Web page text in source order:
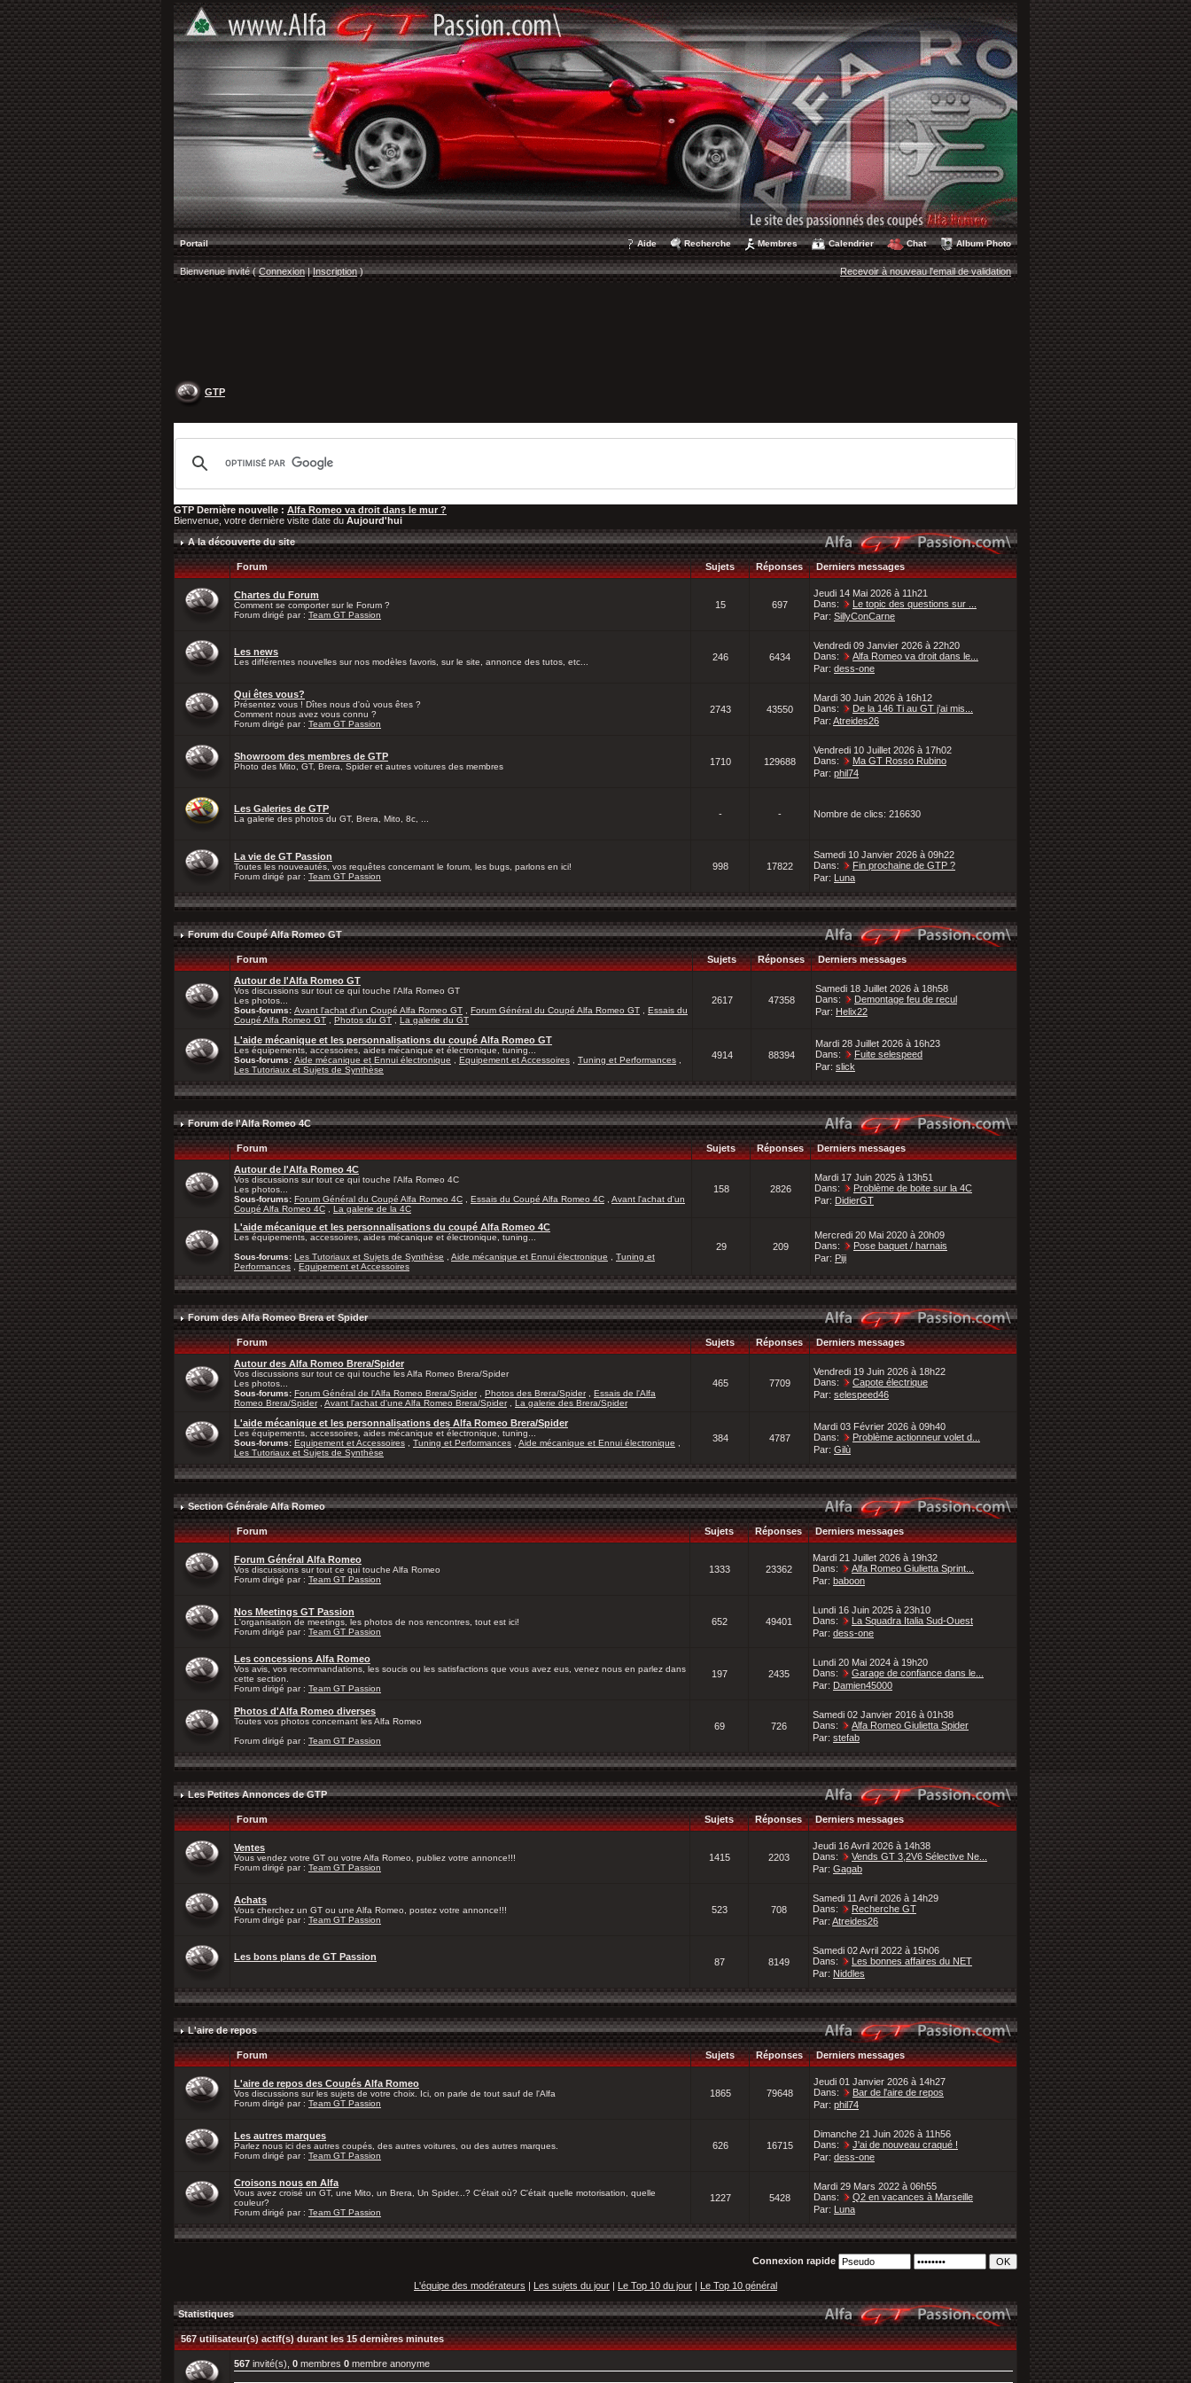
Portail Aide Recherche Membres Calendrier Chat Album Photo
Bienvenue invité ( Connexion |Inscription) Recevoir à nouveau l'email de validation
GTP
GTP Dernière nouvelle : Alfa Romeo va droit dans le mur ?
Bienvenue, votre dernière visite date du Aujourd'hui
A la découverte du site
Forum Sujets Réponses Derniers messages
Chartes du Forum
Comment se comporter sur le Forum ?
Forum dirigé par : Team GT Passion
15 697
Jeudi 14 Mai 2026 à 11h21
Dans:
Le topic des questions sur ...
Par: SillyConCarne
Les news
Les différentes nouvelles sur nos modèles favoris, sur le site, annonce des tutos, etc... 246 6434
Vendredi 09 Janvier 2026 à 22h20
Dans:
Alfa Romeo va droit dans le...
Par: dess-one
Qui êtes vous?
Présentez vous ! Dîtes nous d'où vous êtes ?
Comment nous avez vous connu ?
Forum dirigé par : Team GT Passion
2743 43550
Mardi 30 Juin 2026 à 16h12
Dans:
De la 146 Ti au GT j’ai mis...
Par: Atreides26
Showroom des membres de GTP
Photo des Mito, GT, Brera, Spider et autres voitures des membres 1710 129688
Vendredi 10 Juillet 2026 à 17h02
Dans:
Ma GT Rosso Rubino
Par: phil74
Les Galeries de GTP
La galerie des photos du GT, Brera, Mito, 8c, ... - - Nombre de clics: 216630
La vie de GT Passion
Toutes les nouveautés, vos requêtes concernant le forum, les bugs, parlons en ici!
Forum dirigé par : Team GT Passion
998 17822
Samedi 10 Janvier 2026 à 09h22
Dans:
Fin prochaine de GTP ?
Par: Luna
Forum du Coupé Alfa Romeo GT
Forum Sujets Réponses
Derniers messages
Autour de l'Alfa Romeo GT
Vos discussions sur tout ce qui touche l'Alfa Romeo GT
Les photos...
Sous-forums: Avant l'achat d'un Coupé Alfa Romeo GT Forum Général du Coupé Alfa Romeo GT
Essais du
Coupé Alfa Romeo GT
Photos du GT La galerie du GT
2617 47358
Samedi 18 Juillet 2026 à 18h58
Dans:
Demontage feu de recul
Par: Helix22
L'aide mécanique et les personnalisations du coupé Alfa Romeo GT
Les équipements, accessoires, aides mécanique et électronique, tuning...
Sous-forums: Aide mécanique et Ennui électronique Equipement et Accessoires Tuning et Performances
Les Tutoriaux et Sujets de Synthèse
4914 88394
Mardi 28 Juillet 2026 à 16h23
Dans:
Fuite selespeed
Par: slick
Forum de l'Alfa Romeo 4C
Forum Sujets Réponses
Derniers messages
Autour de l'Alfa Romeo 4C
Vos discussions sur tout ce qui touche l'Alfa Romeo 4C
Les photos...
Sous-forums: Forum Général du Coupé Alfa Romeo 4C Essais du Coupé Alfa Romeo 4C
Avant l'achat d'un
Coupé Alfa Romeo 4C
La galerie de la 4C
158 2826
Mardi 17 Juin 2025 à 13h51
Dans:
Problème de boite sur la 4C
Par: DidierGT
L'aide mécanique et les personnalisations du coupé Alfa Romeo 4C
Les équipements, accessoires, aides mécanique et électronique, tuning...
Sous-forums: Les Tutoriaux et Sujets de Synthèse Aide mécanique et Ennui électronique
Tuning et
Performances
Equipement et Accessoires
29 209
Mercredi 20 Mai 2020 à 20h09
Dans:
Pose baquet / harnais
Par: Piji
Forum des Alfa Romeo Brera et Spider
Forum Sujets Réponses
Derniers messages
Autour des Alfa Romeo Brera/Spider
Vos discussions sur tout ce qui touche les Alfa Romeo Brera/Spider
Les photos...
Sous-forums: Forum Général de l'Alfa Romeo Brera/Spider, Photos des Brera/Spider, Essais de l'Alfa
Romeo Brera/Spider, Avant l'achat d'une Alfa Romeo Brera/Spider, La galerie des Brera/Spider
465 7709
Vendredi 19 Juin 2026 à 18h22
Dans:
Capote électrique
Par: selespeed46
L'aide mécanique et les personnalisations des Alfa Romeo Brera/Spider
Les équipements, accessoires, aides mécanique et électronique, tuning...
Sous-forums: Equipement et Accessoires Tuning et Performances Aide mécanique et Ennui électronique
Les Tutoriaux et Sujets de Synthèse
384 4787
Mardi 03 Février 2026 à 09h40
Dans:
Problème actionneur volet d...
Par: Gilù
Section Générale Alfa Romeo
Forum Sujets Réponses Derniers messages
Forum Général Alfa Romeo
Vos discussions sur tout ce qui touche Alfa Romeo
Forum dirigé par : Team GT Passion
1333 23362
Mardi 21 Juillet 2026 à 19h32
Dans:
Alfa Romeo Giulietta Sprint...
Par: baboon
Nos Meetings GT Passion
L'organisation de meetings, les photos de nos rencontres, tout est ici!
Forum dirigé par : Team GT Passion
652 49401
Lundi 16 Juin 2025 à 23h10
Dans:
La Squadra Italia Sud-Ouest
Par: dess-one
Les concessions Alfa Romeo
Vos avis, vos recommandations, les soucis ou les satisfactions que vous avez eus, venez nous en parlez dans
cette section.
Forum dirigé par : Team GT Passion
197 2435
Lundi 20 Mai 2024 à 19h20
Dans:
Garage de confiance dans le...
Par: Damien45000
Photos d'Alfa Romeo diverses
Toutes vos photos concernant les Alfa Romeo
Forum dirigé par : Team GT Passion
69 726
Samedi 02 Janvier 2016 à 01h38
Dans:
Alfa Romeo Giulietta Spider
Par: stefab
Les Petites Annonces de GTP
Forum Sujets Réponses Derniers messages
Ventes
Vous vendez votre GT ou votre Alfa Romeo, publiez votre annonce!!!
Forum dirigé par : Team GT Passion
1415 2203
Jeudi 16 Avril 2026 à 14h38
Dans:
Vends GT 3,2V6 Sélective Ne...
Par: Gagab
Achats
Vous cherchez un GT ou une Alfa Romeo, postez votre annonce!!!
Forum dirigé par : Team GT Passion
523 708
Samedi 11 Avril 2026 à 14h29
Dans:
Recherche GT
Par: Atreides26
Les bons plans de GT Passion 87 8149
Samedi 02 Avril 2022 à 15h06
Dans:
Les bonnes affaires du NET
Par: Niddles
L'aire de repos
Forum Sujets Réponses Derniers messages
L'aire de repos des Coupés Alfa Romeo
Vos discussions sur les sujets de votre choix. Ici, on parle de tout sauf de l'Alfa
Forum dirigé par : Team GT Passion
1865 79648
Jeudi 01 Janvier 2026 à 14h27
Dans:
Bar de l'aire de repos
Par: phil74
Les autres marques
Parlez nous ici des autres coupés, des autres voitures, ou des autres marques.
Forum dirigé par : Team GT Passion
626 16715
Dimanche 21 Juin 2026 à 11h56
Dans:
J'ai de nouveau craqué !
Par: dess-one
Croisons nous en Alfa
Vous avez croisé un GT, une Mito, un Brera, Un Spider...? C'était où? C'était quelle motorisation, quelle
couleur?
Forum dirigé par : Team GT Passion
1227 5428
Mardi 29 Mars 2022 à 06h55
Dans:
Q2 en vacances à Marseille
Par: Luna
Connexion rapide
L'équipe des modérateurs | Les sujets du jour | Le Top 10 du jour | Le Top 10 général
Statistiques
567 utilisateur(s) actif(s) durant les 15 dernières minutes
567 invité(s), 0 membres 0 membre anonyme